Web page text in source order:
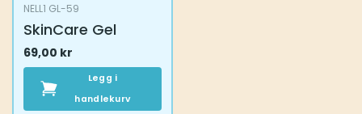
NELL1 GL-59
SkinCare Gel
69,00 kr
Legg i
handlekurv